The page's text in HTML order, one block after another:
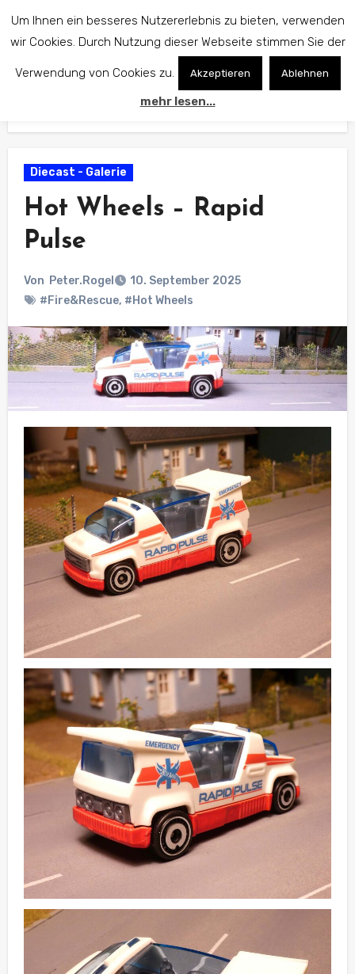
Diecast - Galerie
Hot Wheels – Rapid
Pulse
Von Peter.Rogel
10. September 2025
#Fire&Rescue, #Hot Wheels
Um Ihnen ein besseres Nutzererlebnis zu bieten, verwenden
wir Cookies. Durch Nutzung dieser Webseite stimmen Sie der
Verwendung von Cookies zu. Akzeptieren Ablehnen
mehr lesen...